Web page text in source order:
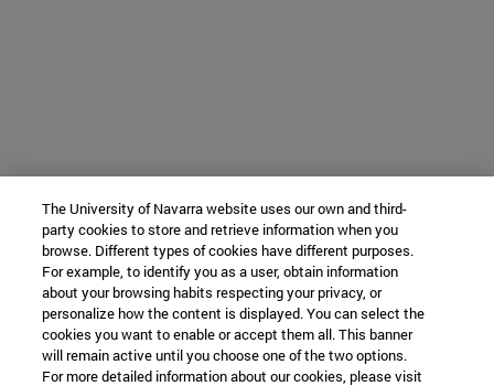
The University of Navarra website uses our own and third-
party cookies to store and retrieve information when you
browse. Different types of cookies have different purposes.
For example, to identify you as a user, obtain information
about your browsing habits respecting your privacy, or
personalize how the content is displayed. You can select the
cookies you want to enable or accept them all. This banner
will remain active until you choose one of the two options.
For more detailed information about our cookies, please visit